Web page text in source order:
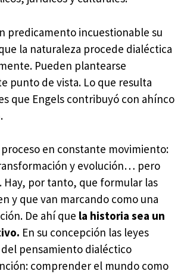
predicamento incuestionable su
la naturaleza procede dialéctica
Pueden plantearse
punto de vista. Lo que resulta
que Engels contribuyó con ahínco
en constante movimiento:
y evolución… pero
por tanto, que formular las
y que van marcando como una
De ahí que la historia sea un
En su concepción las leyes
pensamiento dialéctico
comprender el mundo como